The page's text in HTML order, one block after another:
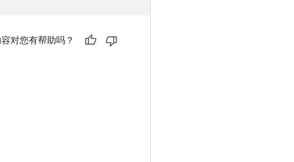
对您有帮助吗？